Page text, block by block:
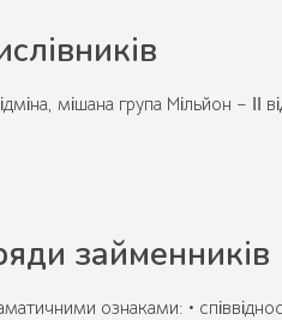
мішана група Мільйон – ІІ
займенників
ознаками: •